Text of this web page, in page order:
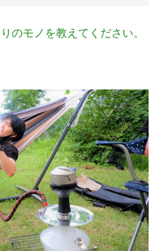
のモノを教えてください。